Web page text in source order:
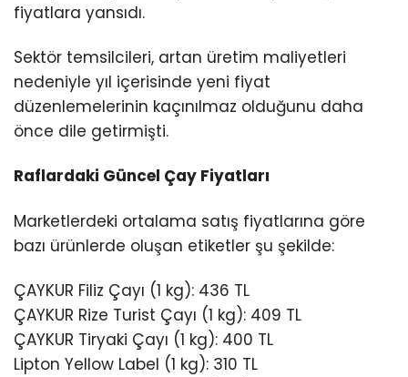
fiyatlara yansıdı.
Sektör temsilcileri, artan üretim maliyetleri
nedeniyle yıl içerisinde yeni fiyat
düzenlemelerinin kaçınılmaz olduğunu daha
önce dile getirmişti.
Raflardaki Güncel Çay Fiyatları
Marketlerdeki ortalama satış fiyatlarına göre
bazı ürünlerde oluşan etiketler şu şekilde:
ÇAYKUR Filiz Çayı (1 kg): 436 TL
ÇAYKUR Rize Turist Çayı (1 kg): 409 TL
ÇAYKUR Tiryaki Çayı (1 kg): 400 TL
Lipton Yellow Label (1 kg): 310 TL